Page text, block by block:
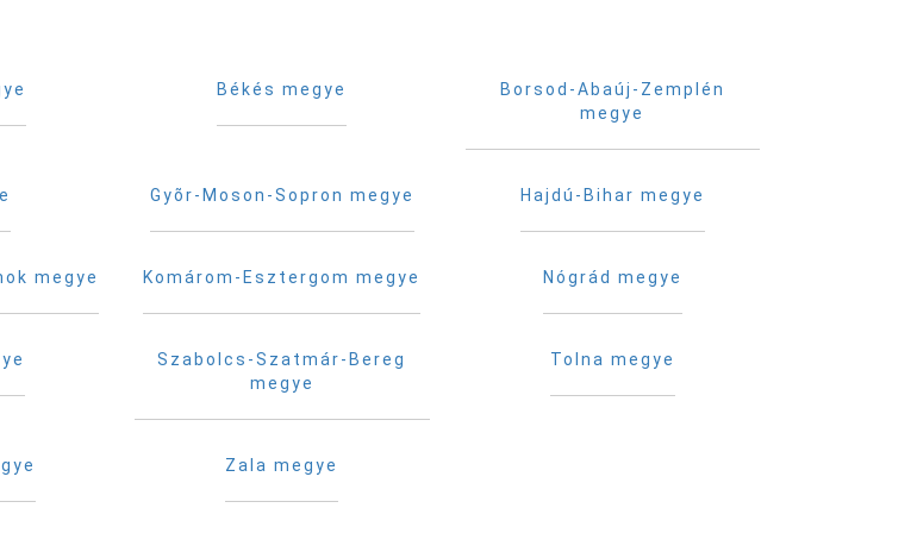
Békés megye
Borsod-Abaúj-Zemplén
megye
Gyõr-Moson-Sopron megye Hajdú-Bihar megye
megye Komárom-Esztergom megye Nógrád megye
Szabolcs-Szatmár-Bereg
megye
Tolna megye
Zala megye